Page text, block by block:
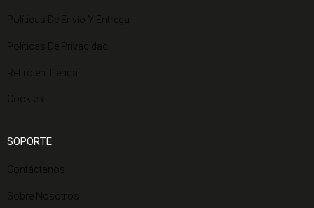
Políticas De Envío Y Entrega
Políticas De Privacidad
Retiro en Tienda
Cookies
SOPORTE
Contáctanos
Sobre Nosotros